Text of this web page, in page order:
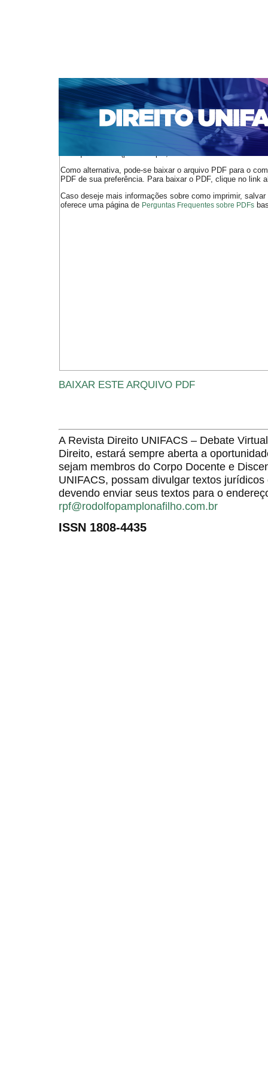
CAPA SOBRE ACESSO CADASTRO
NOTÍCIAS
EDIÇÕES DE Nº 1 A 100 WEBMAIL
Capa>n. 126 (2010) > Brandão
O arquivo PDF selecionado deve ser carregado no
de arquivos PDF (por exemplo, uma versão atual do
Como alternativa, pode-se baixar o arquivo PDF para o
PDF de sua preferência. Para baixar o PDF, clique no link
Caso deseje mais informações sobre como imprimir,
oferece uma página de Perguntas Frequentes sobre PDFs
BAIXAR ESTE ARQUIVO PDF
A Revista Direito UNIFACS – Debate
Direito, estará sempre aberta a
sejam membros do Corpo Docente e
UNIFACS, possam divulgar textos
devendo enviar seus textos para o
rpf@rodolfopamplonafilho.com.br
ISSN 1808-4435